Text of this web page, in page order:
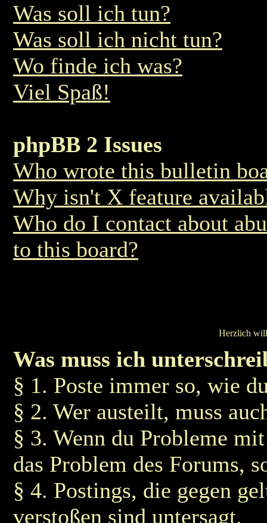
Was soll ich tun?
Was soll ich nicht tun?
Wo finde ich was?
Viel Spaß!
phpBB 2 Issues
Who wrote this bulletin
Why isn't X feature
Who do I contact about
to this board?
Herzlich
Was muss ich
§ 1. Poste immer so, wie
§ 2. Wer austeilt, muss
§ 3. Wenn du Probleme
das Problem des Forums,
§ 4. Postings, die gegen
verstoßen sind untersagt.